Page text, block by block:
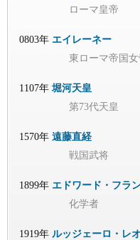
ローマ皇帝
0803年 エイレーネー
東ローマ帝国女
1107年 堀河天皇
第73代天皇
1570年 遠藤直経
戦国武将
1899年 エドワード・フラ
化学者
1919年 ルッジェーロ・レ